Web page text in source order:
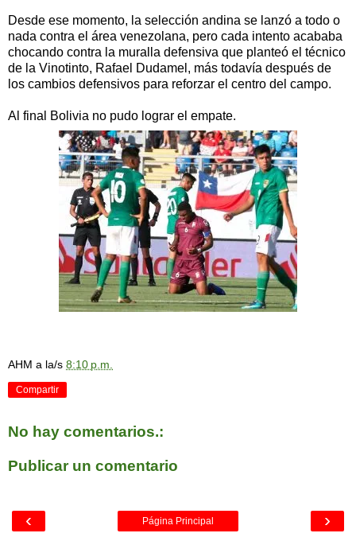
Desde ese momento, la selección andina se lanzó a todo o
nada contra el área venezolana, pero cada intento acababa
chocando contra la muralla defensiva que planteó el técnico
de la Vinotinto, Rafael Dudamel, más todavía después de
los cambios defensivos para reforzar el centro del campo.
Al final Bolivia no pudo lograr el empate.
AHM a la/s 8:10 p.m.
Compartir
No hay comentarios.:
Publicar un comentario
‹ ›
Página Principal